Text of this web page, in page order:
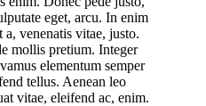
eget, arcu. In enim
venenatis vitae, justo.
mollis pretium. Integer
elementum semper
tellus. Aenean leo
vitae, eleifend ac, enim.